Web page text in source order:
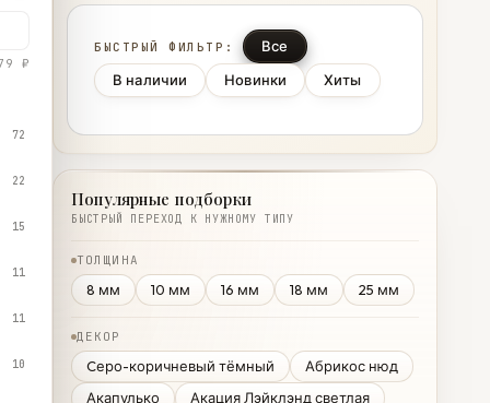
БЫСТРЫЙ ФИЛЬТР:
Все
В наличии
Новинки Хиты
₽
72
22
15
11
11
10
Популярные подборки
БЫСТРЫЙ ПЕРЕХОД К НУЖНОМУ ТИПУ
ТОЛЩИНА
8 мм 10 мм 16 мм 18 мм 25 мм
ДЕКОР
Cеро-коричневый тёмный
Абрикос нюд
Акапулько
Акация Лэйклэнд светлая